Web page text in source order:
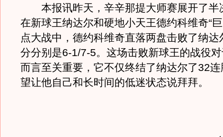
本报讯昨天，辛辛那提大师赛展开了半
在新球王纳达尔和硬地小天王德约科维奇“
点大战中，德约科维奇直落两盘击败了纳达
分分别是6-1/7-5。这场击败新球王的战役
而言至关重要，它不仅终结了纳达尔了32
望让他自己和长时间的低迷状态说拜拜。